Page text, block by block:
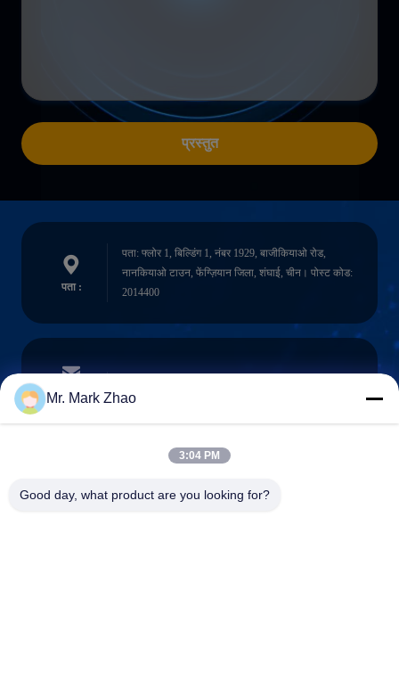
प्रस्तुत
पता :
पता: फ्लोर 1, बिल्डिंग 1, नंबर 1929, बाजीकियाओ रोड,
नानकियाओ टाउन, फेंग्ज़ियान जिला, शंघाई, चीन। पोस्ट कोड:
2014400
ईमेल
फ़ोन :
Mr. Mark Zhao
3:04 PM
Good day, what product are you looking for?